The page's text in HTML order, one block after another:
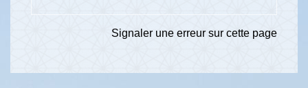
Signaler une erreur sur cette page